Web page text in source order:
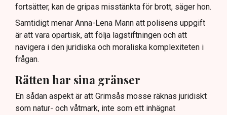
fortsätter, kan de gripas misstänkta för brott, säger hon.
Samtidigt menar Anna-Lena Mann att polisens uppgift
är att vara opartisk, att följa lagstiftningen och att
navigera i den juridiska och moraliska komplexiteten i
frågan.
Rätten har sina gränser
En sådan aspekt är att Grimsås mosse räknas juridiskt
som natur- och våtmark, inte som ett inhägnat